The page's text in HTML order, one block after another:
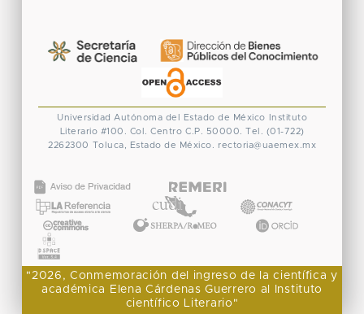
Universidad Autónoma del Estado de México
Instituto
Literario #100. Col. Centro C.P. 50000. Tel. (01-722)
2262300 Toluca, Estado de México. rectoria@uaemex.mx
"2026, Conmemoración del ingreso de la científica y
académica Elena Cárdenas Guerrero al Instituto
científico Literario"